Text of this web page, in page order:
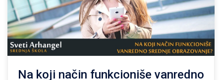
Na koji način funkcioniše vanredno